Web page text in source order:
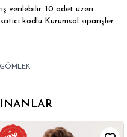
verilebilir. 10 adet üzeri
kodlu Kurumsal siparişler